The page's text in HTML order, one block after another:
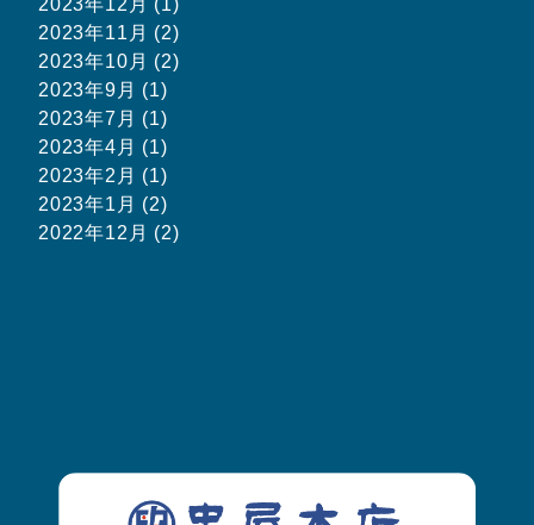
2023年12月 (1)
2023年11月 (2)
2023年10月 (2)
2023年9月 (1)
2023年7月 (1)
2023年4月 (1)
2023年2月 (1)
2023年1月 (2)
2022年12月 (2)